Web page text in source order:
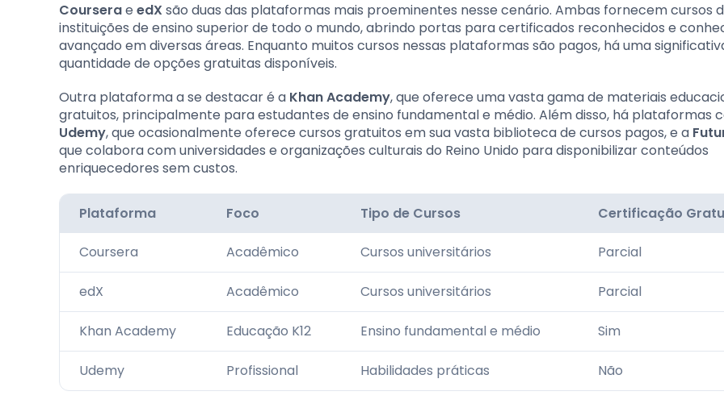
Courserae edX são duas das plataformas mais proeminentes nesse cenário. Ambas fornecem cursos
instituições de ensino superior de todo o mundo, abrindo portas para certificados reconhecidos e
avançado em diversas áreas. Enquanto muitos cursos nessas plataformas são pagos, há uma
quantidade de opções gratuitas disponíveis.
Outra plataforma a se destacar é a Khan Academy, que oferece uma vasta gama de materiais
gratuitos, principalmente para estudantes de ensino fundamental e médio. Além disso, há plataformas
Udemy, que ocasionalmente oferece cursos gratuitos em sua vasta biblioteca de cursos pagos, e a
que colabora com universidades e organizações culturais do Reino Unido para disponibilizar conteúdos
enriquecedores sem custos.
Plataforma Foco Tipo de Cursos Certificação
Coursera Acadêmico Cursos universitários Parcial
edX Acadêmico Cursos universitários Parcial
Khan Academy Educação K12 Ensino fundamental e médio Sim
Udemy Profissional Habilidades práticas Não